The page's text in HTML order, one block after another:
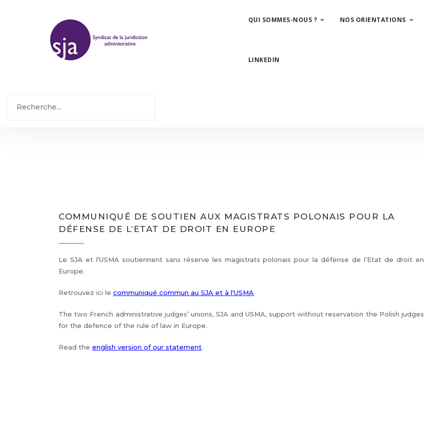
QUI SOMMES-NOUS ? NOS ORIENTATIONS
LINKEDIN
COMMUNIQUÉ DE SOUTIEN AUX MAGISTRATS POLONAIS POUR LA
DÉFENSE DE L’ETAT DE DROIT EN EUROPE
Le SJA et l’USMA soutiennent sans réserve les magistrats polonais pour la défense de l’Etat de droit en
Europe.
Retrouvez ici le communiqué commun au SJA et à l'USMA.
The two French administrative judges’ unions, SJA and USMA, support without reservation the Polish judges
for the defence of the rule of law in Europe.
Read the english version of our statement.